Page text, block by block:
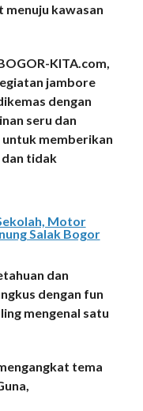
kawasan
KITA.com,
jambore
dengan
seru dan
memberikan
tidak
Motor
Salak Bogor
dan
dengan fun
mengenal satu
tema